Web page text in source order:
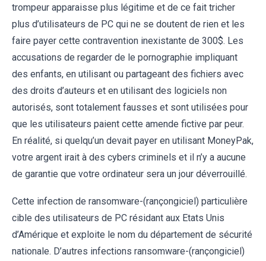
trompeur apparaisse plus légitime et de ce fait tricher
plus d’utilisateurs de PC qui ne se doutent de rien et les
faire payer cette contravention inexistante de 300$. Les
accusations de regarder de le pornographie impliquant
des enfants, en utilisant ou partageant des fichiers avec
des droits d’auteurs et en utilisant des logiciels non
autorisés, sont totalement fausses et sont utilisées pour
que les utilisateurs paient cette amende fictive par peur.
En réalité, si quelqu’un devait payer en utilisant MoneyPak,
votre argent irait à des cybers criminels et il n’y a aucune
de garantie que votre ordinateur sera un jour déverrouillé.
Cette infection de ransomware-(rançongiciel) particulière
cible des utilisateurs de PC résidant aux Etats Unis
d’Amérique et exploite le nom du département de sécurité
nationale. D’autres infections ransomware-(rançongiciel)